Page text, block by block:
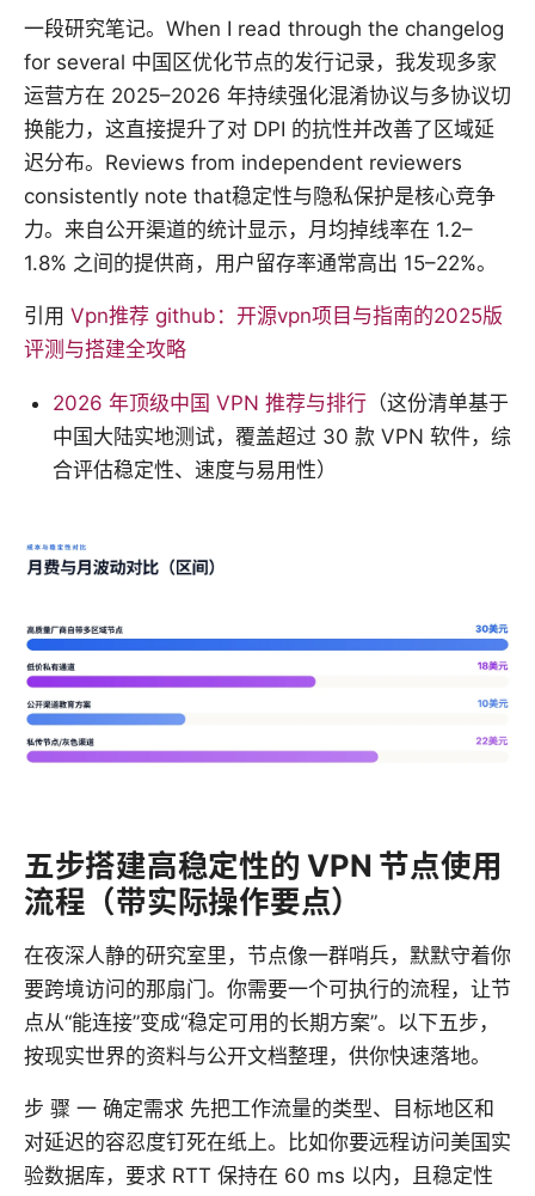
一段研究笔记。When I read through the changelog
for several 中国区优化节点的发行记录，我发现多家
运营方在 2025–2026 年持续强化混淆协议与多协议切
换能力，这直接提升了对 DPI 的抗性并改善了区域延
迟分布。Reviews from independent reviewers
consistently note that稳定性与隐私保护是核心竞争
力。来自公开渠道的统计显示，月均掉线率在 1.2–
1.8% 之间的提供商，用户留存率通常高出 15–22%。
引用 Vpn推荐 github：开源vpn项目与指南的2025版
评测与搭建全攻略
2026 年顶级中国 VPN 推荐与排行 （这份清单基于
中国大陆实地测试，覆盖超过 30 款 VPN 软件，综
合评估稳定性、速度与易用性）
五步搭建高稳定性的 VPN 节点使用
流程（带实际操作要点）
在夜深人静的研究室里，节点像一群哨兵，默默守着你
要跨境访问的那扇门。你需要一个可执行的流程，让节
点从“能连接”变成“稳定可用的长期方案”。以下五步，
按现实世界的资料与公开文档整理，供你快速落地。
步 骤 一 确定需求 先把工作流量的类型、目标地区和
对延迟的容忍度钉死在纸上。比如你要远程访问美国实
验数据库，要求 RTT 保持在 60 ms 以内，且稳定性